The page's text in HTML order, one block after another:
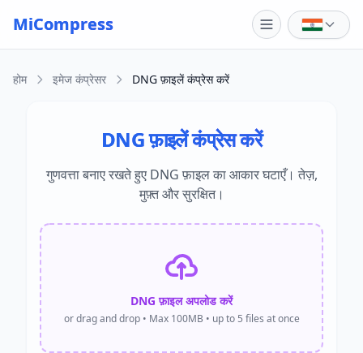
Skip to main content
MiCompress
होम इमेज कंप्रेसर DNG फ़ाइलें कंप्रेस करें
DNG फ़ाइलें कंप्रेस करें
गुणवत्ता बनाए रखते हुए DNG फ़ाइल का आकार घटाएँ। तेज़,
मुफ़्त और सुरक्षित।
DNG फ़ाइल अपलोड करें
or drag and drop • Max 100MB • up to 5 files at once